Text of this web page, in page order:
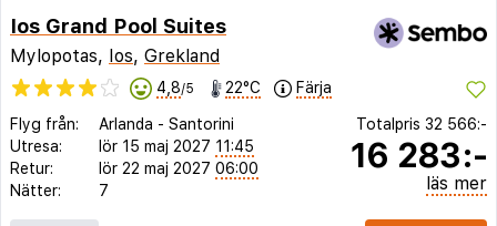
Ios Grand Pool Suites
Mylopotas, Ios, Grekland
4,8/5 22°C Färja
Flyg från: Arlanda - Santorini
Utresa:
lör 15 maj 2027 11:45
Retur:
lör 22 maj 2027 06:00
Nätter:
7
Totalpris 32 566:-
16 283:-
läs mer